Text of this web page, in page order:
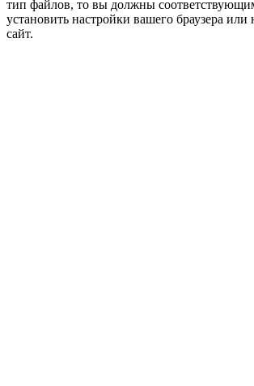
тип файлов, то вы должны
установить настройки вашего браузера или
сайт.